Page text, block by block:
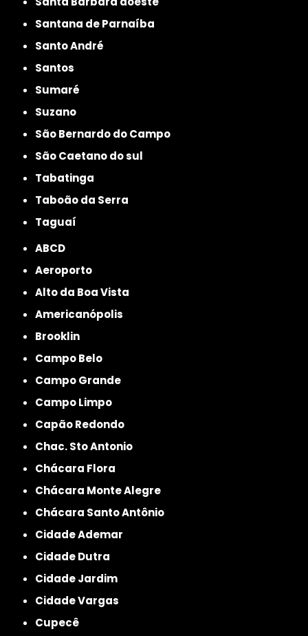
Santana de Parnaíba
Santo André
Santos
Sumaré
Suzano
São Bernardo do Campo
São Caetano do sul
Tabatinga
Taboão da Serra
Taguaí
ABCD
Aeroporto
Alto da Boa Vista
Americanópolis
Brooklin
Campo Belo
Campo Grande
Campo Limpo
Capão Redondo
Chac. Sto Antonio
Chácara Flora
Chácara Monte Alegre
Chácara Santo Antônio
Cidade Ademar
Cidade Dutra
Cidade Jardim
Cidade Vargas
Cupecê